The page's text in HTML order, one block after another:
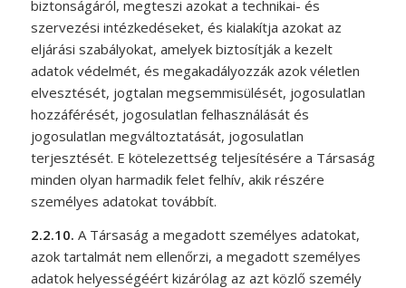
biztonságáról, megteszi azokat a technikai- és
szervezési intézkedéseket, és kialakítja azokat az
eljárási szabályokat, amelyek biztosítják a kezelt
adatok védelmét, és megakadályozzák azok véletlen
elvesztését, jogtalan megsemmisülését, jogosulatlan
hozzáférését, jogosulatlan felhasználását és
jogosulatlan megváltoztatását, jogosulatlan
terjesztését. E kötelezettség teljesítésére a Társaság
minden olyan harmadik felet felhív, akik részére
személyes adatokat továbbít.
2.2.10. A Társaság a megadott személyes adatokat,
azok tartalmát nem ellenőrzi, a megadott személyes
adatok helyességéért kizárólag az azt közlő személy